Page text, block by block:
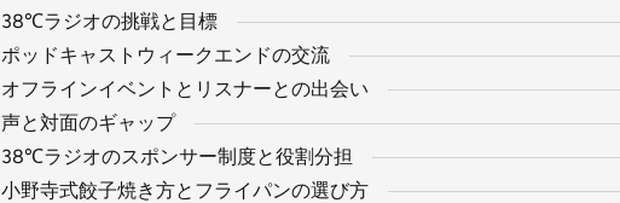
38℃ラジオの挑戦と目標
ポッドキャストウィークエンドの交流
オフラインイベントとリスナーとの出会い
声と対面のギャップ
38℃ラジオのスポンサー制度と役割分担
小野寺式餃子焼き方とフライパンの選び方